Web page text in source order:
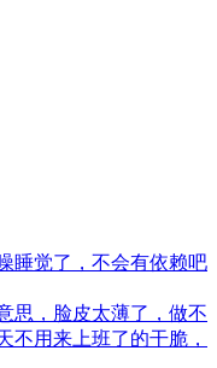
睡觉了，不会有依赖吧
思，脸皮太薄了，做不
不用来上班了的干脆，